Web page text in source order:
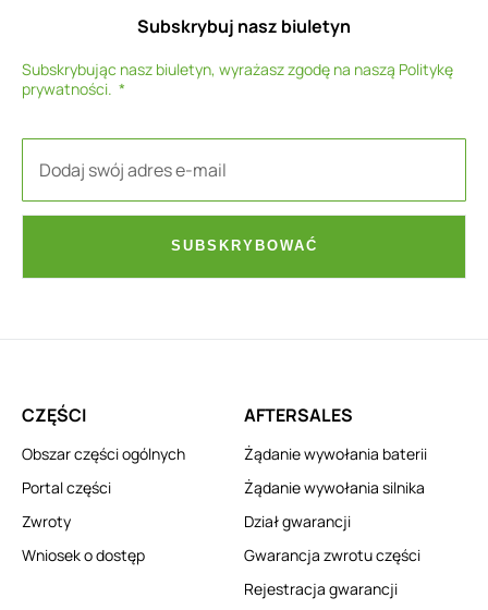
Subskrybuj nasz biuletyn
Subskrybując nasz biuletyn, wyrażasz zgodę na naszą Politykę
prywatności.
SUBSKRYBOWAĆ
CZĘŚCI
Obszar części ogólnych
Portal części
Zwroty
Wniosek o dostęp
AFTERSALES
Żądanie wywołania baterii
Żądanie wywołania silnika
Dział gwarancji
Gwarancja zwrotu części
Rejestracja gwarancji